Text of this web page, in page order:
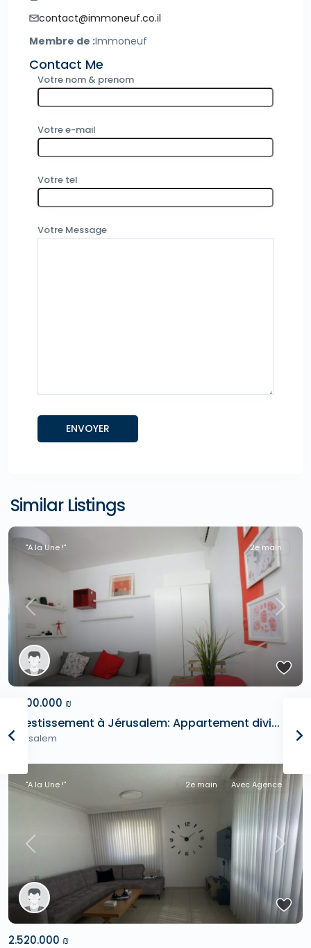
contact@immoneuf.co.il
Membre de :Immoneuf
Contact Me
Votre nom & prenom
Votre e-mail
Votre tel
Votre Message
Similar Listings
Previous Next
"A la Une !" 2e main
4.400.000 ₪
Investissement à Jérusalem: Appartement divi...
Jerusalem
Previous Next
"A la Une !" 2e main Avec Agence
2.520.000 ₪